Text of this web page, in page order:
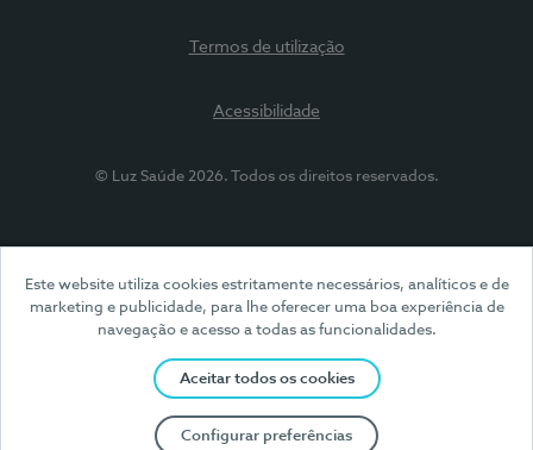
Este website utiliza cookies estritamente necessários, analíticos e de
marketing e publicidade, para lhe oferecer uma boa experiência de
navegação e acesso a todas as funcionalidades.
Aceitar todos os cookies
Configurar preferências
Termos de utilização
Acessibilidade
© Luz Saúde 2026. Todos os direitos reservados.